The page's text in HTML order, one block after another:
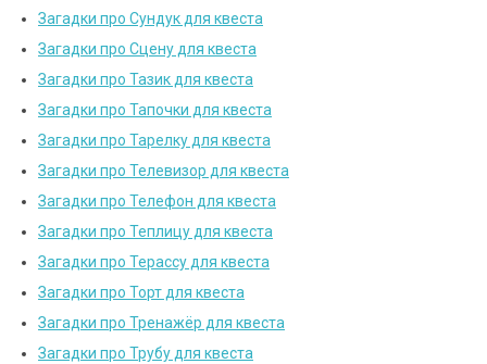
Загадки про Сундук для квеста
Загадки про Сцену для квеста
Загадки про Тазик для квеста
Загадки про Тапочки для квеста
Загадки про Тарелку для квеста
Загадки про Телевизор для квеста
Загадки про Телефон для квеста
Загадки про Теплицу для квеста
Загадки про Терассу для квеста
Загадки про Торт для квеста
Загадки про Тренажёр для квеста
Загадки про Трубу для квеста